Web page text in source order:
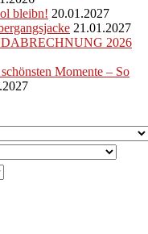
bleibn! 20.01.2027
21.01.2027
2026
Momente – So